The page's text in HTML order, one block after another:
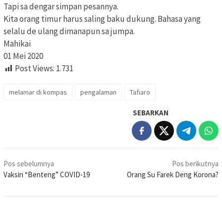
Tapi sa dengar simpan pesannya.
Kita orang timur harus saling baku dukung. Bahasa yang
selalu de ulang dimanapun sa jumpa.
Mahikai
01 Mei 2020
Post Views: 1.731
melamar di kompas pengalaman Tafiaro
SEBARKAN
Navigasi
pos
Pos sebelumnya
Vaksin “Benteng” COVID-19
Pos berikutnya
Orang Su Farek Deng Korona?